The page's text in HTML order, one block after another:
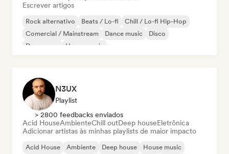
Escrever artigos
Rock alternativo Beats / Lo-fi
Chill / Lo-fi Hip-Hop
Comercial / Mainstream
Dance music
Disco
Dream pop
House music
N3UX
Playlist
> 2800 feedbacks enviados
Acid HouseAmbienteChill outDeep houseEletrônica
Adicionar artistas às minhas playlists de maior impacto
Acid House Ambiente Deep house
House music